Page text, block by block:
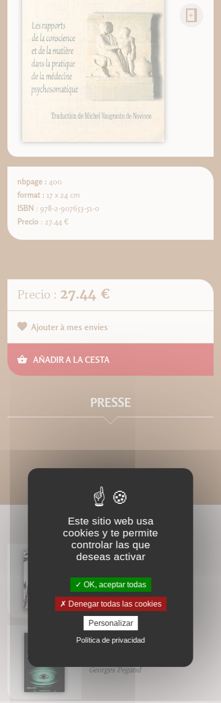
nbpage : 400
format : 17 x 24 cm
ISBN : 978-2-907653-51-0
Precio : 27.44 €
Precio : 27.44 €
Ajouter à mes envies
AÑADIR A LA CESTA
PRESSE
LIVRES ASSOCIÉS
traditionnelle chinoise
Michel Deydier-Bastide
Georges Pegand
Este sitio web usa
cookies y te permite
controlar las que
deseas activar
OK, aceptar todas
Denegar todas las cookies
Personalizar
Política de privacidad